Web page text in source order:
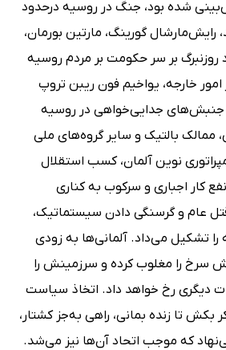
شده بود، جنگ در روسیه درحدود
گورینگ، مارتین بورمان،
روزنبرگ بر سر حکومت بر مردم روسیه
خارجه، یواخیم فون ریبن تروپ
جنبش‌های جدایی‌خواهی در روسیه
ممالک بالتیک و سایر گروه‌های ملی
نوین آلمان، کسب استقلال
کار اجباری و سرکوب به کناری
عام و گرسنگی دادن سیستماتیک،
تشکیل می‌داد. آلمانی‌ها به زودی
سرخ را مغلوب کرده و سرزمینش را
دیگری رخ خواهد داد. اتخاذ سیاست
بکش تا زنده بمانی، راهی به‌جز کشتار،
که موجب اتحاد آن‌ها نیز می‌شد.